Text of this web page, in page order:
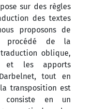
sur des règles
des textes
proposons de
de la
oblique,
et les apports
tout en
transposition est
consiste en un